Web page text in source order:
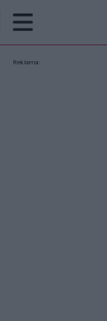
Reklama: